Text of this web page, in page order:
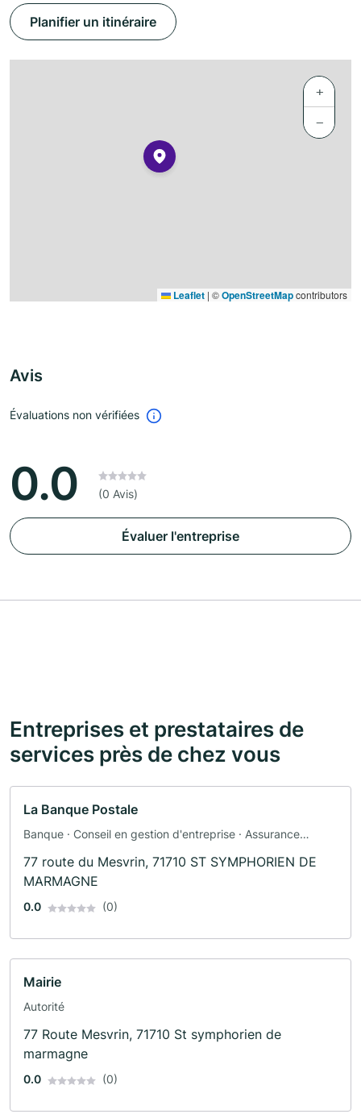
Planifier un itinéraire
+
−
Leaflet | ©OpenStreetMapcontributors
Avis
Évaluations non vérifiées
0.0 (0 Avis)
Évaluer l'entreprise
Entreprises et prestataires de
services près de chez vous
La Banque Postale
Banque · Conseil en gestion d'entreprise · Assurance
77 route du Mesvrin, 71710 ST SYMPHORIEN DE
MARMAGNE
0.0 (0)
Mairie
Autorité
77 Route Mesvrin, 71710 St symphorien de
marmagne
0.0 (0)